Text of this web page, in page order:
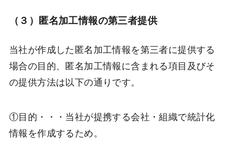
（３）匿名加工情報の第三者提供
当社が作成した匿名加工情報を第三者に提供する
場合の目的、匿名加工情報に含まれる項目及びそ
の提供方法は以下の通りです。
①目的・・・当社が提携する会社・組織で統計化
情報を作成するため。